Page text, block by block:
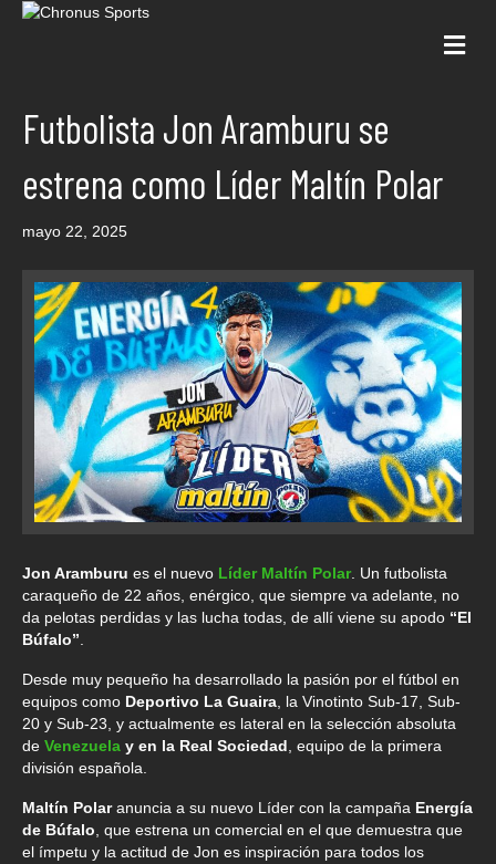
Futbolista Jon Aramburu se
estrena como Líder Maltín Polar
mayo 22, 2025
Jon Aramburu es el nuevo Líder Maltín Polar. Un futbolista
caraqueño de 22 años, enérgico, que siempre va adelante, no
da pelotas perdidas y las lucha todas, de allí viene su apodo “El
Búfalo”.
Desde muy pequeño ha desarrollado la pasión por el fútbol en
equipos como Deportivo La Guaira, la Vinotinto Sub-17, Sub-
20 y Sub-23, y actualmente es lateral en la selección absoluta
de Venezuela y en la Real Sociedad, equipo de la primera
división española.
Maltín Polaranuncia a su nuevo Líder con la campaña Energía
de Búfalo, que estrena un comercial en el que demuestra que
el ímpetu y la actitud de Jon es inspiración para todos los